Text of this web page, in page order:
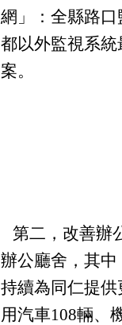
網」：全縣路
都以外監視系統
第二，改善辦
辦公廳舍，其
持續為同仁提
用汽車108輛、